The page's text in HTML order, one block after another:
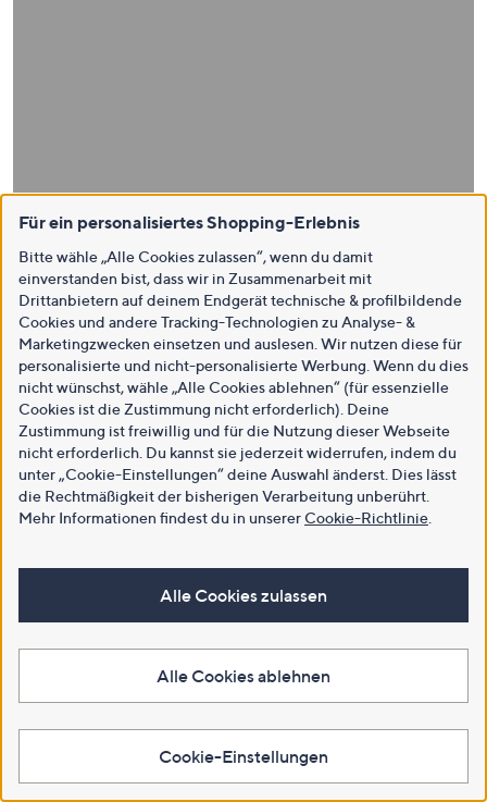
Für ein personalisiertes Shopping-Erlebnis
Bitte wähle „Alle Cookies zulassen“, wenn du damit
einverstanden bist, dass wir in Zusammenarbeit mit
Drittanbietern auf deinem Endgerät technische & profilbildende
Cookies und andere Tracking-Technologien zu Analyse- &
Marketingzwecken einsetzen und auslesen. Wir nutzen diese für
personalisierte und nicht-personalisierte Werbung. Wenn du dies
nicht wünschst, wähle „Alle Cookies ablehnen“ (für essenzielle
Cookies ist die Zustimmung nicht erforderlich). Deine
Zustimmung ist freiwillig und für die Nutzung dieser Webseite
nicht erforderlich. Du kannst sie jederzeit widerrufen, indem du
unter „Cookie-Einstellungen“ deine Auswahl änderst. Dies lässt
die Rechtmäßigkeit der bisherigen Verarbeitung unberührt.
Mehr Informationen findest du in unsererCookie-Richtlinie
Alle Cookies zulassen
Alle Cookies ablehnen
Cookie-Einstellungen